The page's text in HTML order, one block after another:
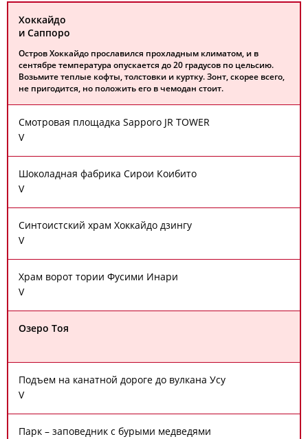
Хоккайдо
и Саппоро
Остров Хоккайдо прославился прохладным климатом, и в
сентябре температура опускается до 20 градусов по цельсию.
Возьмите теплые кофты, толстовки и куртку. Зонт, скорее всего,
не пригодится, но положить его в чемодан стоит.
Смотровая площадка Sapporo JR TOWER
V
Шоколадная фабрика Сирои Коибито
V
Синтоистский храм Хоккайдо дзингу
V
Храм ворот тории Фусими Инари
V
Озеро Тоя
Подъем на канатной дороге до вулкана Усу
V
Парк – заповедник с бурыми медведями